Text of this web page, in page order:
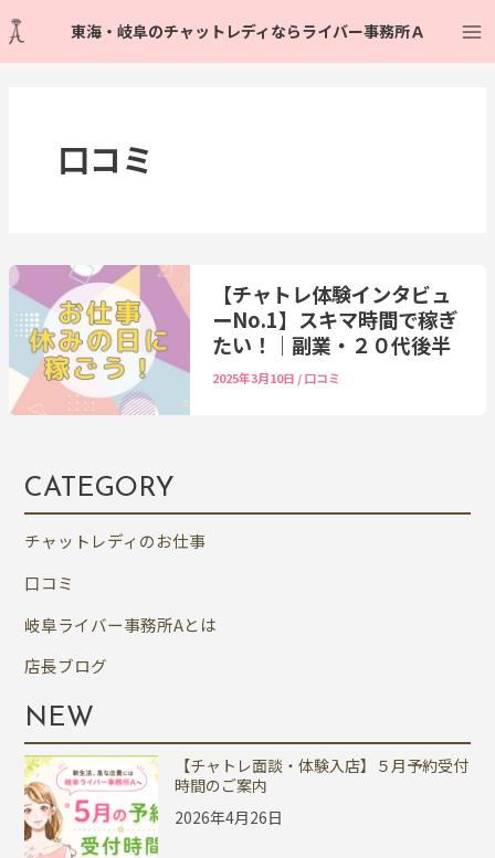
容
を
東海・岐阜のチャットレディならライバー事務所Ａ
口コミ
【チャトレ体験インタビュ
ーNo.1】スキマ時間で稼ぎ
たい！｜副業・２０代後半
2025年3月10日 /口コミ
CATEGORY
チャットレディのお仕事
口コミ
岐阜ライバー事務所Aとは
店長ブログ
NEW
【チャトレ面談・体験入店】５月予約受付
時間のご案内
2026年4月26日